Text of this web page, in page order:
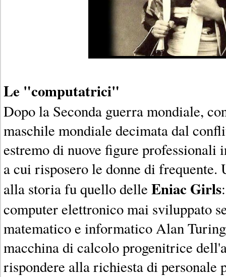
Le "computatrici"
Dopo la Seconda guerra mondiale,
maschile mondiale decimata dal
estremo di nuove figure professionali
a cui risposero le donne di frequente.
alla storia fu quello delle Eniac Girls
computer elettronico mai sviluppato
matematico e informatico Alan
macchina di calcolo progenitrice
rispondere alla richiesta di personale